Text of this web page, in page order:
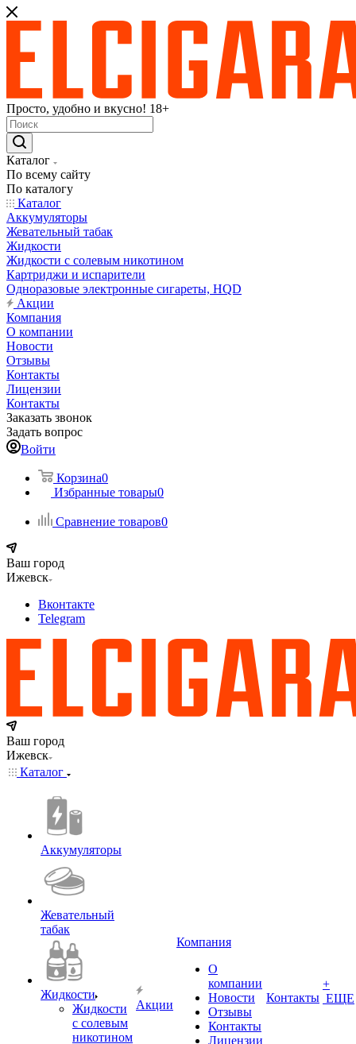
Просто, удобно и вкусно! 18+
Каталог
По всему сайту
По каталогу
Каталог
Аккумуляторы
Жевательный табак
Жидкости
Жидкости с солевым никотином
Картриджи и испарители
Одноразовые электронные сигареты, HQD
Акции
Компания
О компании
Новости
Отзывы
Контакты
Лицензии
Контакты
Заказать звонок
Задать вопрос
Войти
Корзина0
Избранные товары0
Сравнение товаров0
Ваш город
Ижевск
Вконтакте
Telegram
Ваш город
Ижевск
Каталог
Аккумуляторы
Жевательный
табак
Жидкости
Жидкости
с солевым
никотином
Акции
Компания
О
компании
Новости
Отзывы
Контакты
Лицензии
Контакты
+
ЕЩЕ